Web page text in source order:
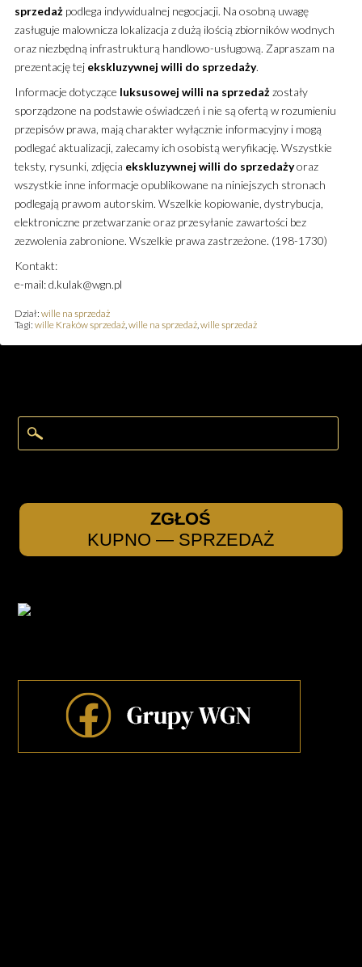
sprzedażpodlega indywidualnej negocjacji. Na osobną uwagę
zasługuje malownicza lokalizacja z dużą ilością zbiorników wodnych
oraz niezbędną infrastrukturą handlowo-usługową. Zapraszam na
prezentację tej ekskluzywnej willi do sprzedaży.
Informacje dotyczące luksusowej willi na sprzedażzostały
sporządzone na podstawie oświadczeń i nie są ofertą w rozumieniu
przepisów prawa, mają charakter wyłącznie informacyjny i mogą
podlegać aktualizacji, zalecamy ich osobistą weryfikację. Wszystkie
teksty, rysunki, zdjęcia ekskluzywnej willi do sprzedażyoraz
wszystkie inne informacje opublikowane na niniejszych stronach
podlegają prawom autorskim. Wszelkie kopiowanie, dystrybucja,
elektroniczne przetwarzanie oraz przesyłanie zawartości bez
zezwolenia zabronione. Wszelkie prawa zastrzeżone. (198-1730)
Kontakt:
e-mail: d.kulak@wgn.pl
Dział: wille na sprzedaż
Tagi: wille Kraków sprzedaż, wille na sprzedaż, wille sprzedaż
ZGŁOŚ
KUPNO — SPRZEDAŻ